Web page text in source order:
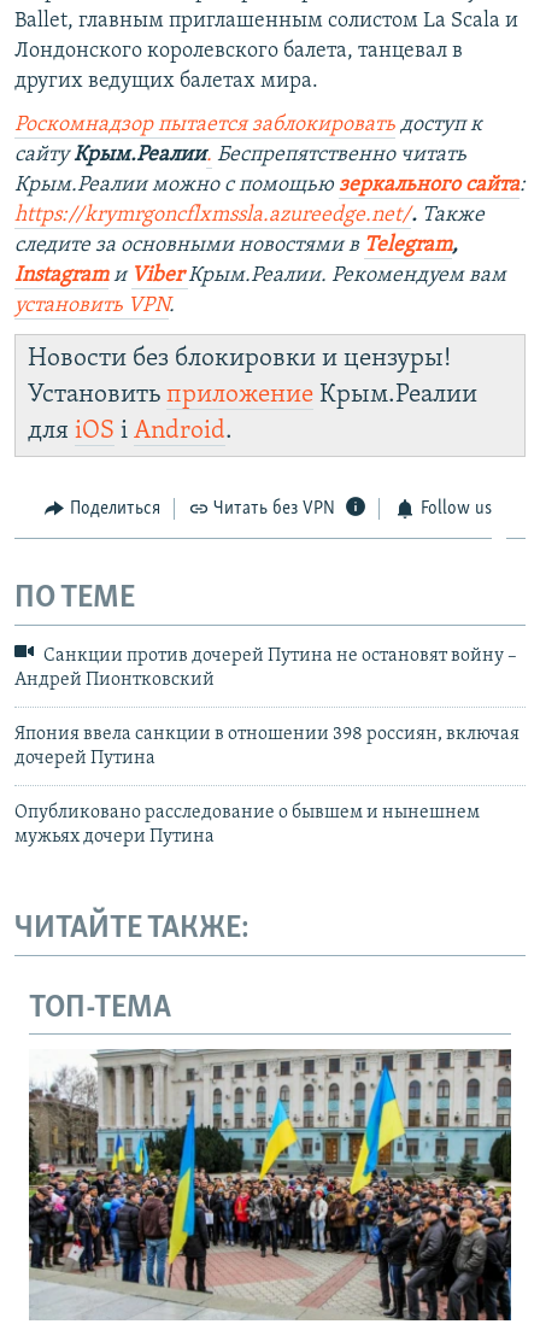
Ballet, главным приглашенным солистом La Scala и
Лондонского королевского балета, танцевал в
других ведущих балетах мира.
Роскомнадзор пытается заблокировать доступ к
сайтуКрым.Реалии. Беспрепятственно читать
Крым.Реалии можно с помощью зеркального сайта:
https://krymrgoncflxmssla.azureedge.net/. Также
следите за основными новостями в Telegram,
Instagram и ViberКрым.Реалии. Рекомендуем вам
установить VPN.
Новости без блокировки и цензуры!
Установить приложение Крым.Реалии
для iOS і Android.
Поделиться Читать без VPN Follow us
ПО ТЕМЕ
Санкции против дочерей Путина не остановят войну –
Андрей Пионтковский
Япония ввела санкции в отношении 398 россиян, включая
дочерей Путина
Опубликовано расследование о бывшем и нынешнем
мужьях дочери Путина
ЧИТАЙТЕ ТАКЖЕ:
ТОП-ТЕМА